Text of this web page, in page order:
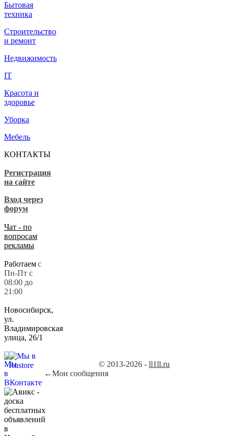
Бытовая
техника
Строительство
и ремонт
Недвижимость
IT
Красота и
здоровье
Уборка
Мебель
КОНТАКТЫ
Регистрация
на сайте
Вход через
форум
Чат - по
вопросам
рекламы
Работаемс
Пн-Пт с
08:00 до
21:00
Новосибирск,
ул.
Владимировская
улица, 26/1
© 2013-2026 -ll1ll.ru
←Мои сообщения